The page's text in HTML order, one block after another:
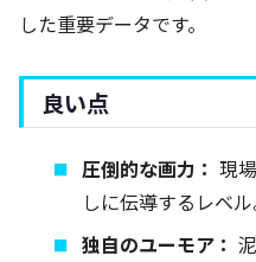
した重要データです。
良い点
圧倒的な画力： 現
しに伝導するレベル
独自のユーモア：